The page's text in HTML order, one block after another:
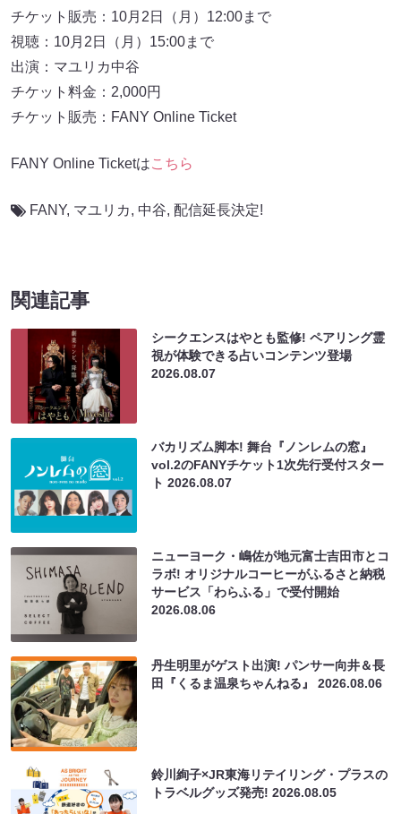
チケット販売：10月2日（月）12:00まで
視聴：10月2日（月）15:00まで
出演：マユリカ中谷
チケット料金：2,000円
チケット販売：FANY Online Ticket
FANY Online Ticketはこちら
FANY, マユリカ, 中谷, 配信延長決定!
関連記事
シークエンスはやとも監修! ペアリング霊
視が体験できる占いコンテンツ登場
2026.08.07
バカリズム脚本! 舞台『ノンレムの窓』
vol.2のFANYチケット1次先行受付スター
ト2026.08.07
ニューヨーク・嶋佐が地元富士吉田市とコ
ラボ! オリジナルコーヒーがふるさと納税
サービス「わらふる」で受付開始
2026.08.06
丹生明里がゲスト出演! パンサー向井＆長
田『くるま温泉ちゃんねる』2026.08.06
鈴川絢子×JR東海リテイリング・プラスの
トラベルグッズ発売!2026.08.05